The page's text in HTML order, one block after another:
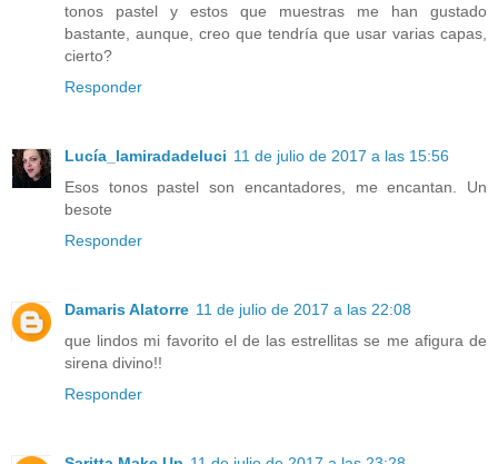
tonos pastel y estos que muestras me han gustado
bastante, aunque, creo que tendría que usar varias capas,
cierto?
Responder
Lucía_lamiradadeluci 11 de julio de 2017 a las 15:56
Esos tonos pastel son encantadores, me encantan. Un
besote
Responder
Damaris Alatorre 11 de julio de 2017 a las 22:08
que lindos mi favorito el de las estrellitas se me afigura de
sirena divino!!
Responder